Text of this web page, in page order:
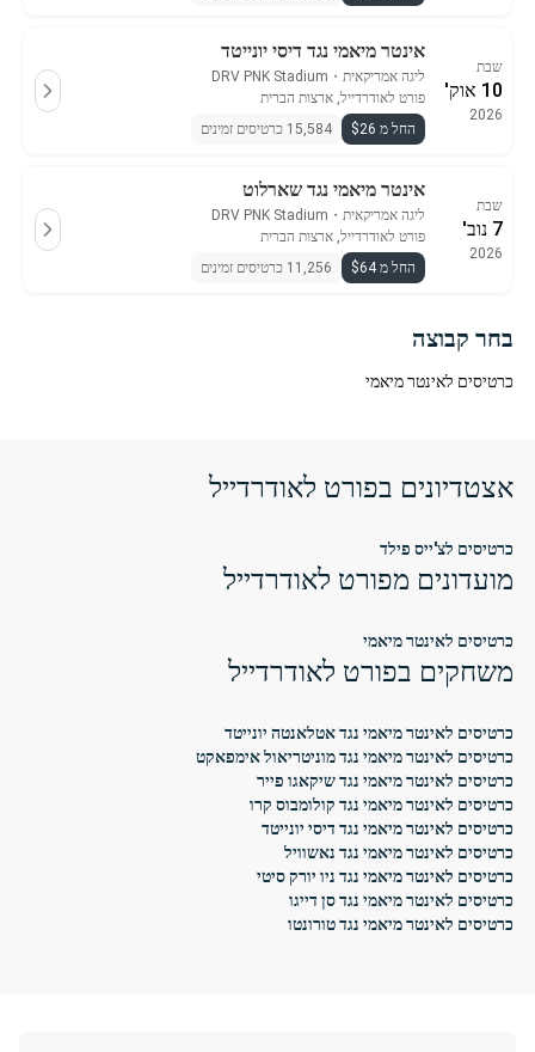
שבת
10 אוק'
2026
אינטר מיאמי נגד דיסי יונייטד
ליגה אמריקאית ・
DRV PNK Stadium
פורט לאודרדייל, ארצות הברית
החל מ $26
15,584 כרטיסים זמינים
שבת
7 נוב'
2026
אינטר מיאמי נגד שארלוט
ליגה אמריקאית ・
DRV PNK Stadium
פורט לאודרדייל, ארצות הברית
החל מ $64
11,256 כרטיסים זמינים
בחר קבוצה
כרטיסים לאינטר מיאמי
אצטדיונים בפורט לאודרדייל
כרטיסים לצ'ייס פילד
מועדונים מפורט לאודרדייל
כרטיסים לאינטר מיאמי
משחקים בפורט לאודרדייל
כרטיסים לאינטר מיאמי נגד אטלאנטה יונייטד
כרטיסים לאינטר מיאמי נגד מוניטריאול אימפאקט
כרטיסים לאינטר מיאמי נגד שיקאגו פייר
כרטיסים לאינטר מיאמי נגד קולומבוס קרו
כרטיסים לאינטר מיאמי נגד דיסי יונייטד
כרטיסים לאינטר מיאמי נגד נאשוויל
כרטיסים לאינטר מיאמי נגד ניו יורק סיטי
כרטיסים לאינטר מיאמי נגד סן דייגו
כרטיסים לאינטר מיאמי נגד טורונטו